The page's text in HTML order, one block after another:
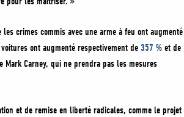
crimes commis avec une arme à feu ont augmenté
ont augmenté respectivement de 357 % et de
Carney, qui ne prendra pas les mesures
et de remise en liberté radicales, comme le projet